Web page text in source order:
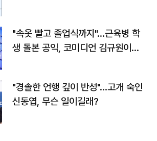
"속옷 빨고 졸업식까지"…근육병 학
생 돌본 공익, 코미디언 김규원이었
"경솔한 언행 깊이 반성"…고개 숙인
신동엽, 무슨 일이길래?